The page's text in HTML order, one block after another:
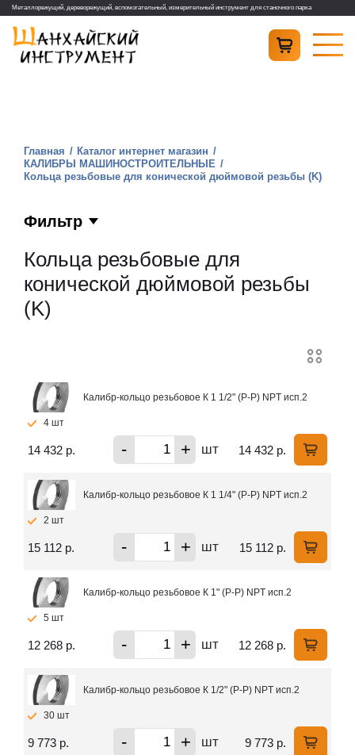
Металлорежущий, дереворежущий, вспомогательный, измерительный инструмент для станочного парка
Главная
Каталог интернет магазин
КАЛИБРЫ МАШИНОСТРОИТЕЛЬНЫЕ
Кольца резьбовые для конической дюймовой резьбы (K)
Фильтр
Кольца резьбовые для
конической дюймовой резьбы
(K)
Калибр-кольцо резьбовое К 1 1/2" (Р-Р) NPT исп.2
4 шт
14 432 р. - + шт 14 432 р.
Калибр-кольцо резьбовое К 1 1/4" (Р-Р) NPT исп.2
2 шт
15 112 р. - + шт 15 112 р.
Калибр-кольцо резьбовое К 1" (Р-Р) NPT исп.2
5 шт
12 268 р. - + шт 12 268 р.
Калибр-кольцо резьбовое К 1/2" (Р-Р) NPT исп.2
30 шт
9 773 р. - + шт 9 773 р.